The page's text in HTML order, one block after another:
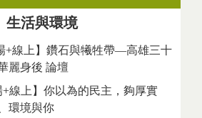
生活與環境
+線上】鑽石與犧牲帶—高雄三十
麗身後 論壇
+線上】你以為的民主，夠厚實
環境與你